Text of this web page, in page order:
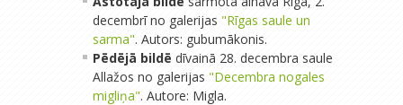
decembrī no galerijas "Rīgas saule un
sarma". Autors: gubumākonis.
Pēdējā bildē dīvainā 28. decembra saule
Allažos no galerijas "Decembra nogales
migliņa". Autore: Migla.